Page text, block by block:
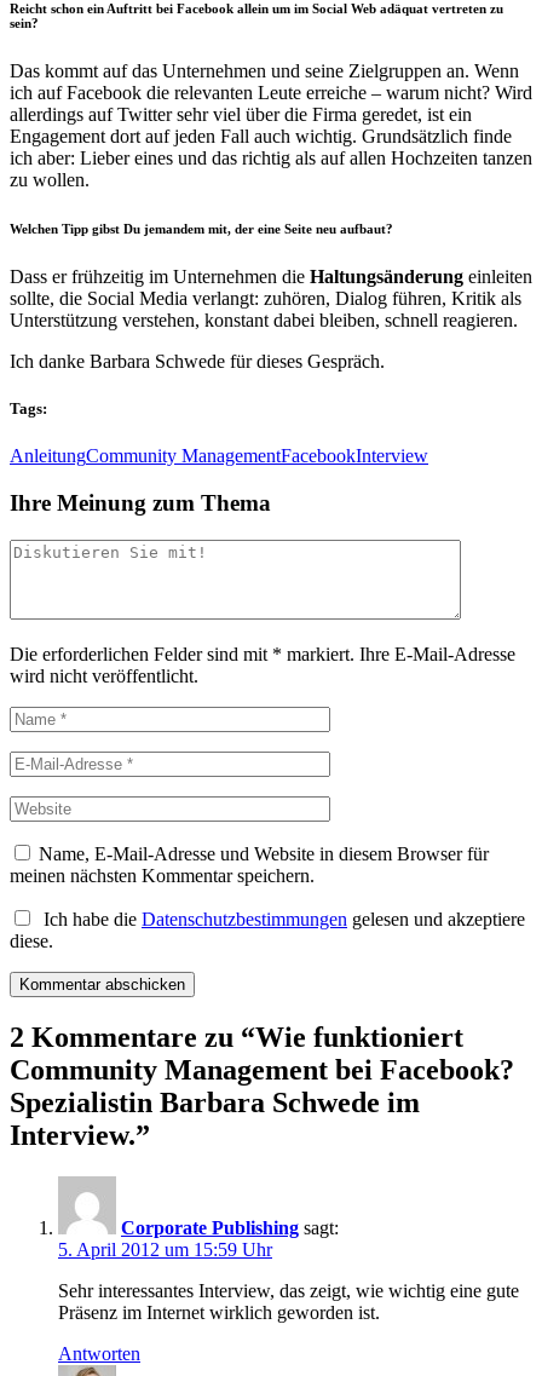
Reicht schon ein Auftritt bei Facebook allein um im Social Web adäquat vertreten zu
sein?
Das kommt auf das Unternehmen und seine Zielgruppen an. Wenn
ich auf Facebook die relevanten Leute erreiche – warum nicht? Wird
allerdings auf Twitter sehr viel über die Firma geredet, ist ein
Engagement dort auf jeden Fall auch wichtig. Grundsätzlich finde
ich aber: Lieber eines und das richtig als auf allen Hochzeiten tanzen
zu wollen.
Welchen Tipp gibst Du jemandem mit, der eine Seite neu aufbaut?
Dass er frühzeitig im Unternehmen die Haltungsänderung einleiten
sollte, die Social Media verlangt: zuhören, Dialog führen, Kritik als
Unterstützung verstehen, konstant dabei bleiben, schnell reagieren.
Ich danke Barbara Schwede für dieses Gespräch.
Tags:
AnleitungCommunity ManagementFacebookInterview
Ihre Meinung zum Thema
Die erforderlichen Felder sind mit * markiert. Ihre E-Mail-Adresse
wird nicht veröffentlicht.
Name, E-Mail-Adresse und Website in diesem Browser für
meinen nächsten Kommentar speichern.
Ich habe die Datenschutzbestimmungen gelesen und akzeptiere
diese.
2 Kommentare zu “Wie funktioniert
Community Management bei Facebook?
Spezialistin Barbara Schwede im
Interview.”
Corporate Publishing sagt:
5. April 2012 um 15:59 Uhr
Sehr interessantes Interview, das zeigt, wie wichtig eine gute
Präsenz im Internet wirklich geworden ist.
Antworten